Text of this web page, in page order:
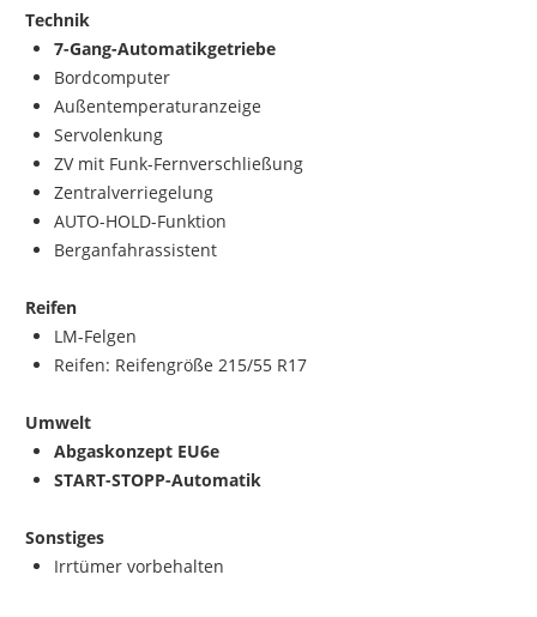
Technik
7-Gang-Automatikgetriebe
Bordcomputer
Außentemperaturanzeige
Servolenkung
ZV mit Funk-Fernverschließung
Zentralverriegelung
AUTO-HOLD-Funktion
Berganfahrassistent
Reifen
LM-Felgen
Reifen: Reifengröße 215/55 R17
Umwelt
Abgaskonzept EU6e
START-STOPP-Automatik
Sonstiges
Irrtümer vorbehalten